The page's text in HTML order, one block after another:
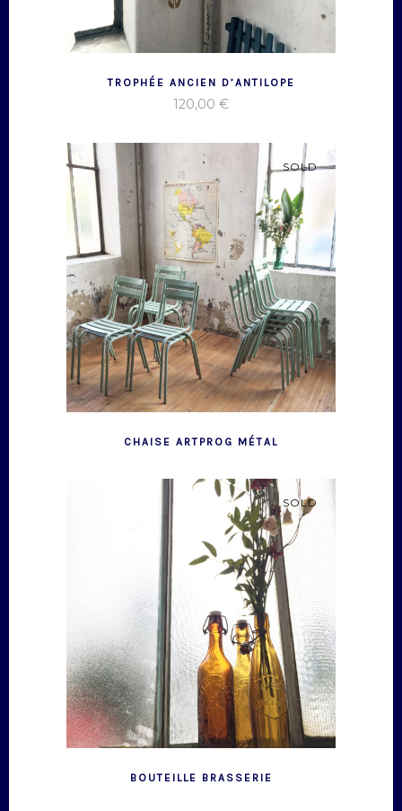
TROPHÉE ANCIEN D’ANTILOPE
120,00 €
SOLD
CHAISE ARTPROG MÉTAL
SOLD
BOUTEILLE BRASSERIE